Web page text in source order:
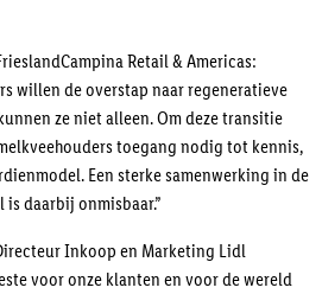
Retail & Americas:
willen de overstap naar regeneratieve
ze niet alleen. Om deze transitie
toegang nodig tot kennis,
Een sterke samenwerking in de
daarbij onmisbaar.”
Inkoop en Marketing Lidl
voor onze klanten en voor de wereld